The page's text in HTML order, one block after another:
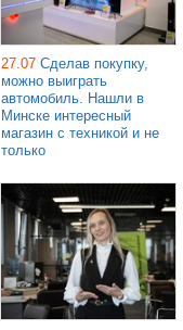
27.07 Сделав покупку,
можно выиграть
автомобиль. Нашли в
Минске интересный
магазин с техникой и не
только